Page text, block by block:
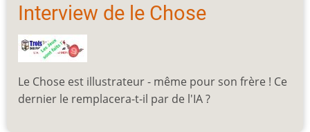
Interview de le Chose
Le Chose est illustrateur - même pour son frère ! Ce
dernier le remplacera-t-il par de l'IA ?